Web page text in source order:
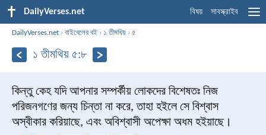
DailyVerses.net বিষয় সাবস্ক্রাইব
DailyVerses.net ›বাইবেলের বই › ১ তীমথিয় ›৫
১ তীমথিয় ৫:৮
কিন্তু কেহ যদি আপনার সম্পর্কীয় লোকদের বিশেষতঃ নিজ
পরিজনগণের জন্য চিন্তা না করে, তাহা হইলে সে বিশ্বাস
অস্বীকার করিয়াছে, এবং অবিশ্বাসী অপেক্ষা অধম হইয়াছে।